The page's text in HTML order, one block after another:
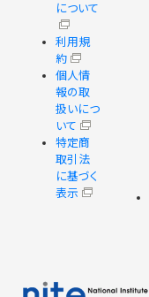
について
利用規
約
個人情
報の取
扱いにつ
いて
特定商
取引法
に基づく
表示